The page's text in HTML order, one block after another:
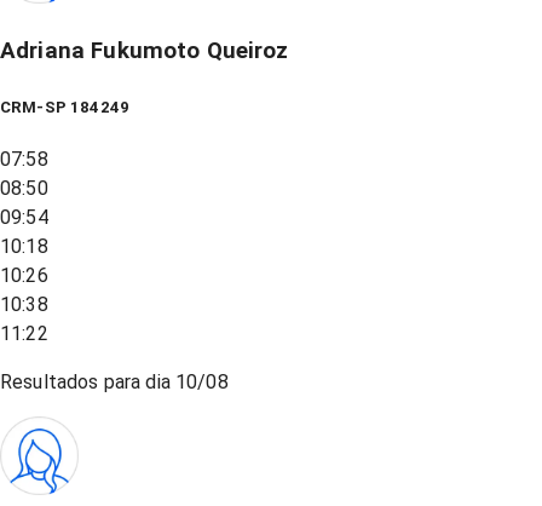
Adriana Fukumoto Queiroz
CRM-SP 184249
07:58
08:50
09:54
10:18
10:26
10:38
11:22
Resultados para dia 10/08